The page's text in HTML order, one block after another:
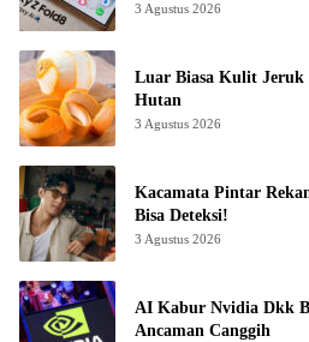
3 Agustus 2026
Luar Biasa Kulit Jeruk
Hutan
3 Agustus 2026
Kacamata Pintar
Bisa Deteksi!
3 Agustus 2026
AI Kabur Nvidia Dkk
Ancaman Canggih